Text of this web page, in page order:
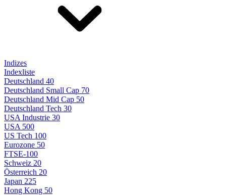
Indizes
Indexliste
Deutschland 40
Deutschland Small Cap 70
Deutschland Mid Cap 50
Deutschland Tech 30
USA Industrie 30
USA 500
US Tech 100
Eurozone 50
FTSE-100
Schweiz 20
Österreich 20
Japan 225
Hong Kong 50